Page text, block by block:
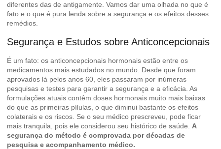
diferentes das de antigamente. Vamos dar uma olhada no que é
fato e o que é pura lenda sobre a segurança e os efeitos desses
remédios.
Segurança e Estudos sobre Anticoncepcionais
É um fato: os anticoncepcionais hormonais estão entre os
medicamentos mais estudados no mundo. Desde que foram
aprovados lá pelos anos 60, eles passaram por inúmeras
pesquisas e testes para garantir a segurança e a eficácia. As
formulações atuais contêm doses hormonais muito mais baixas
do que as primeiras pílulas, o que diminui bastante os efeitos
colaterais e os riscos. Se o seu médico prescreveu, pode ficar
mais tranquila, pois ele considerou seu histórico de saúde. A
segurança do método é comprovada por décadas de
pesquisa e acompanhamento médico.